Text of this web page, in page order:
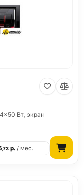
Вт, экран
,73 р. / мес.